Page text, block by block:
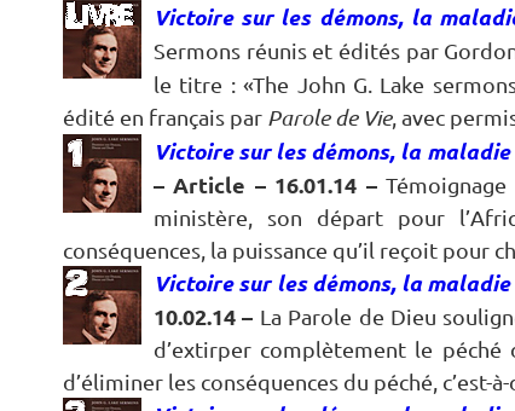
Victoire sur les démons, la
Sermons réunis et édités par
le titre : «The John G. Lake
édité en français par Parole de Vie, avec
Victoire sur les démons, la
– Article – 16.01.14 –
ministère, son départ pour
conséquences, la puissance qu’il reçoit pour
Victoire sur les démons, la
10.02.14 – La Parole de Dieu
d’extirper complètement le péché
d’éliminer les conséquences du péché, c’est-